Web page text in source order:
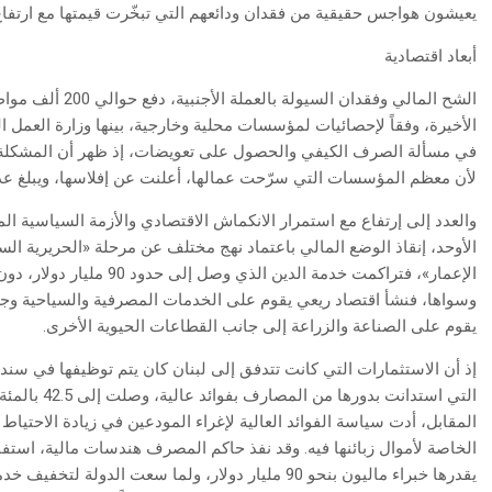
يعيشون هواجس حقيقية من فقدان ودائعهم التي تبخّرت قيمتها مع ارتفاع
أبعاد اقتصادية
الشح المالي
الأخيرة، وفقاً لإحصائيات لمؤسسات محلية وخارجية، بينها وزارة
في مسألة الصرف الكيفي والحصول على تعويضات، إذ ظهر أن
لأن معظم المؤسسات التي سرّحت عمالها، أعلنت عن إفلاسها، ويبلغ عددها نحو 1,500 مؤسسة في
والعدد إلى إرتفاع مع استمرار الانكماش الاقتصادي والأزمة السياسية
الأوحد، إنقاذ الوضع المالي باعتماد نهج مختلف عن مرحلة «الحريرية
الإعمار»، فتراكمت خدمة
وسواها، فنشأ اقتصاد ريعي يقوم على الخدمات المصرفية والسياحية
يقوم على الصناعة والزراعة إلى جانب القطاعات الحيوية الأخرى.
إذ أن الاستثمارات التي كانت تتدفق إلى لبنان كان يتم توظيفها في
التي
المقابل، أدت سياسة الفوائد العالية لإغراء المودعين في زيادة
الخاصة لأموال زبائنها فيه. وقد نفذ حاكم المصرف هندسات مالية،